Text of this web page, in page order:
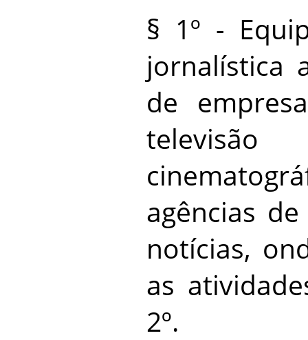
§ 1º -
jornalística
de
agências
notícias,
as
2º.